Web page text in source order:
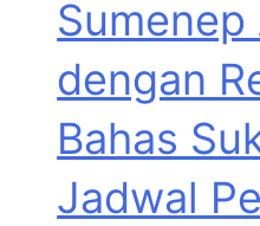
dengan
Bahas
Jadwal